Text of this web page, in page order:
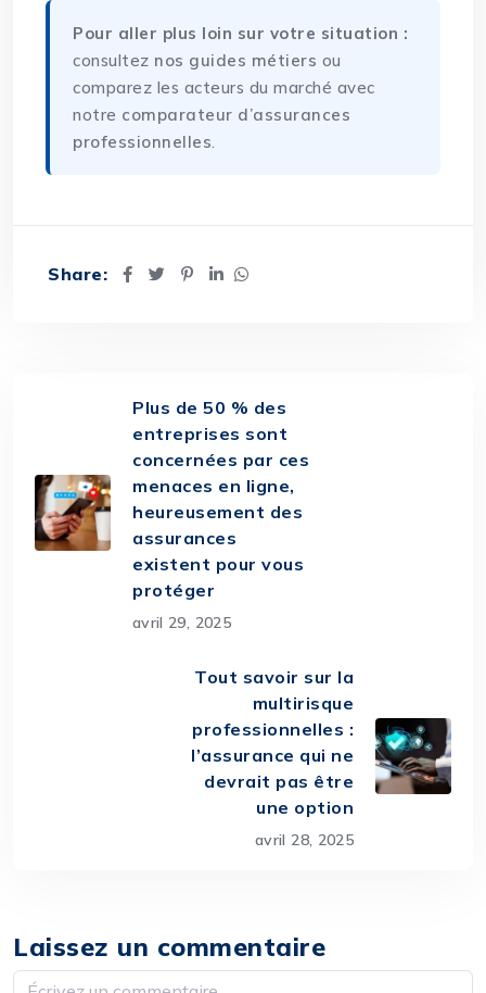
Pour aller plus loin sur votre situation :
consultez nos guides métiers ou
comparez les acteurs du marché avec
notre comparateur d’assurances
professionnelles.
Share:
Plus de 50 % des
entreprises sont
concernées par ces
menaces en ligne,
heureusement des
assurances
existent pour vous
protéger
avril 29, 2025
Tout savoir sur la
multirisque
professionnelles :
l’assurance qui ne
devrait pas être
une option
avril 28, 2025
Laissez un commentaire